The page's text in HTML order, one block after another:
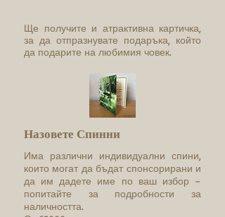
Ще получите и атрактивна картичка,
за да отпразнувате подаръка, който
да подарите на любимия човек.
Назовете Спинни
Има различни индивидуални спини,
които могат да бъдат спонсорирани и
да им дадете име по ваш избор –
попитайте за подробности за
наличността.